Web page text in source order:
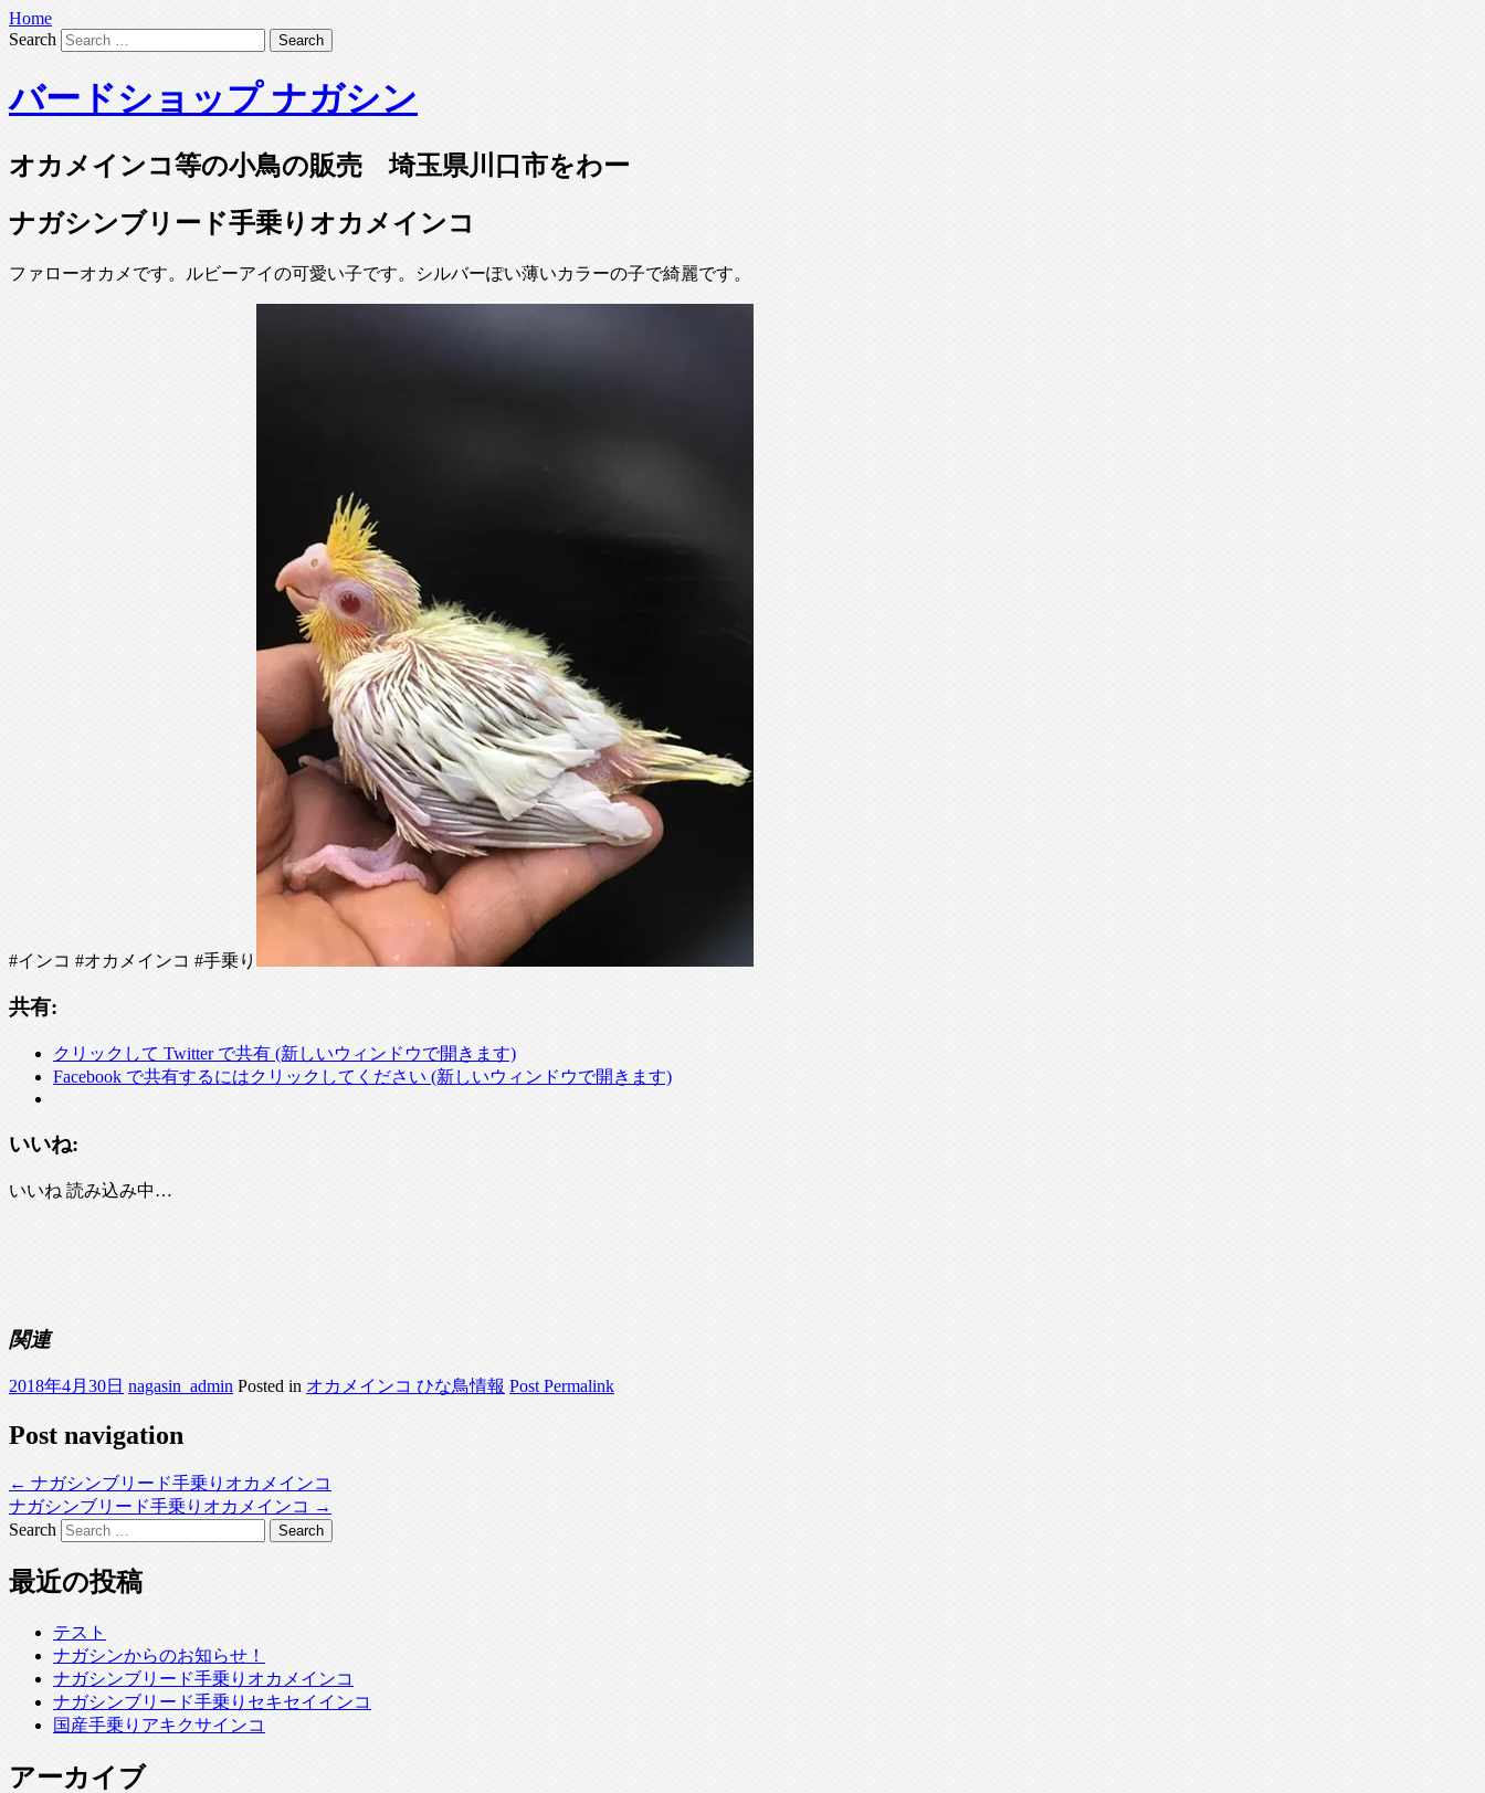
Home
Search
バードショップ ナガシン
オカメインコ等の小鳥の販売 埼玉県川口市をわー
ナガシンブリード手乗りオカメインコ
ファローオカメです。ルビーアイの可愛い子です。シルバーぽい薄いカラーの子で綺麗です。
#インコ #オカメインコ #手乗り
共有:
クリックして Twitter で共有 (新しいウィンドウで開きます)
Facebook で共有するにはクリックしてください (新しいウィンドウで開きます)
いいね:
いいね 読み込み中…
関連
2018年4月30日 nagasin_admin Posted in オカメインコ ひな鳥情報 Post Permalink
Post navigation
← ナガシンブリード手乗りオカメインコ
ナガシンブリード手乗りオカメインコ →
Search
最近の投稿
テスト
ナガシンからのお知らせ！
ナガシンブリード手乗りオカメインコ
ナガシンブリード手乗りセキセイインコ
国産手乗りアキクサインコ
アーカイブ